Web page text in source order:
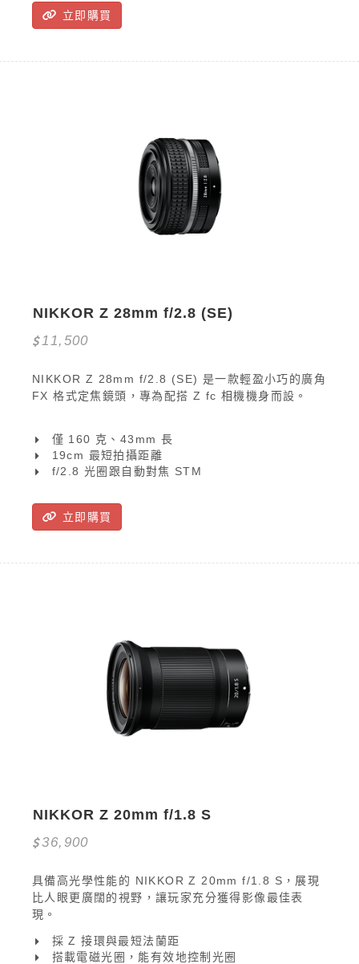
立即購買
NIKKOR Z 28mm f/2.8 (SE)
11,500
NIKKOR Z 28mm f/2.8 (SE) 是一款輕盈小巧的廣角
FX 格式定焦鏡頭，專為配搭 Z fc 相機機身而設。
僅 160 克、43mm 長
19cm 最短拍攝距離
f/2.8 光圈跟自動對焦 STM
立即購買
NIKKOR Z 20mm f/1.8 S
36,900
具備高光學性能的 NIKKOR Z 20mm f/1.8 S，展現
比人眼更廣闊的視野，讓玩家充分獲得影像最佳表
現。
採 Z 接環與最短法蘭距
搭載電磁光圈，能有效地控制光圈